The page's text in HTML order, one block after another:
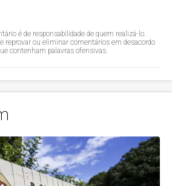
é de responsabilidade de quem realizá-lo.
reprovar ou eliminar comentários em desacordo
contenham palavras ofensivas.